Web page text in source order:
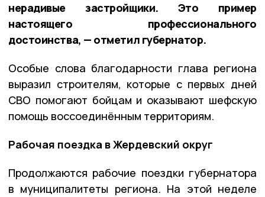
нерадивые застройщики. Это пример
настоящего профессионального
достоинства, — отметил губернатор.
Особые слова благодарности глава региона
выразил строителям, которые с первых дней
СВО помогают бойцам и оказывают шефскую
помощь воссоединённым территориям.
Рабочая поездка в Жердевский округ
Продолжаются рабочие поездки губернатора
в муниципалитеты региона. На этой неделе